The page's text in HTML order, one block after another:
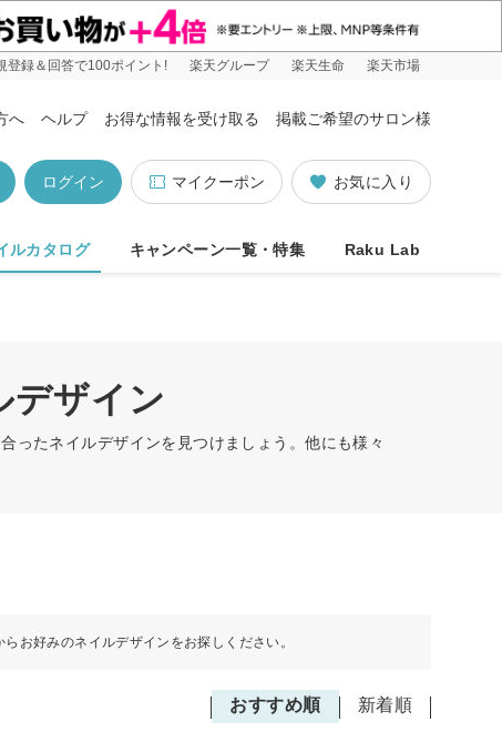
登録＆回答で100ポイント! 楽天グループ 楽天生命 楽天市場
へ ヘルプ お得な情報を受け取る 掲載ご希望のサロン様
お気に入り
マイクーポン
ログイン
ルカタログ キャンペーン一覧・特集 Raku Lab
デザイン
ったネイルデザインを見つけましょう。他にも様々
お好みのネイルデザインをお探しください。
おすすめ順 新着順